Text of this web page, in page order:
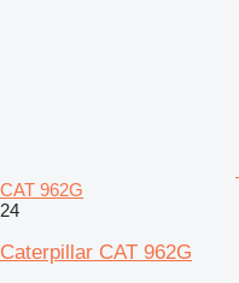
CAT 962G
24
Caterpillar CAT 962G